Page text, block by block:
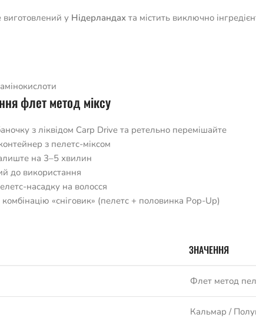
у Нідерландах та містить виключно
флет метод міксу
з ліквідом Carp Drive та ретельно перемішайте
з пелетс-міксом
на 3–5 хвилин
до використання
насадку на волосся
«сніговик» (пелетс + половинка Pop-Up)
ЗНАЧЕННЯ
Флет метод
Кальмар /